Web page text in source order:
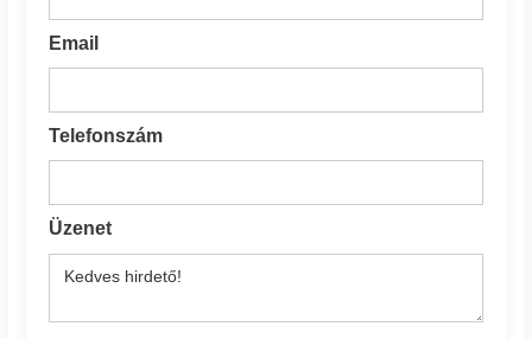
Email
Telefonszám
Üzenet